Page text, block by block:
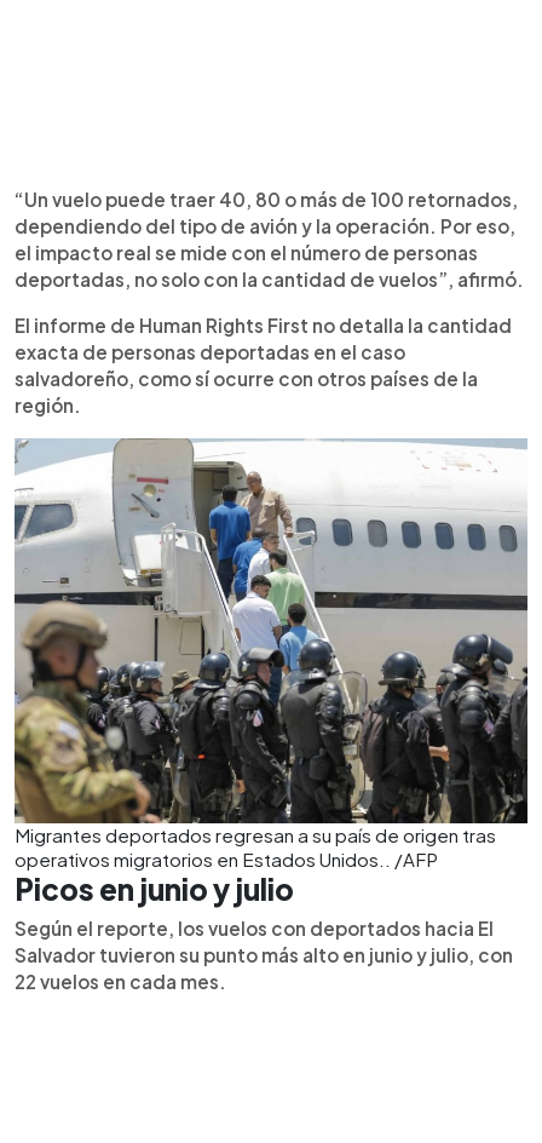
“Un vuelo puede traer 40, 80 o más de 100 retornados,
dependiendo del tipo de avión y la operación. Por eso,
el impacto real se mide con el número de personas
deportadas, no solo con la cantidad de vuelos”, afirmó.
El informe de Human Rights First no detalla la cantidad
exacta de personas deportadas en el caso
salvadoreño, como sí ocurre con otros países de la
región.
Migrantes deportados regresan a su país de origen tras
operativos migratorios en Estados Unidos.. /AFP
Picos en junio y julio
Según el reporte, los vuelos con deportados hacia El
Salvador tuvieron su punto más alto en junio y julio, con
22 vuelos en cada mes.